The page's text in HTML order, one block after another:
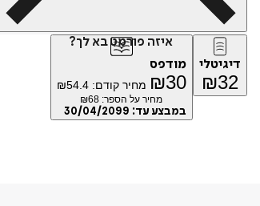
איזה פורמט בא לך?
דיגיטלי
₪32
מודפס
₪30 מחיר קודם: ₪54.4
מחיר על הספר: ₪ 68
במבצע עד: 30/04/2099